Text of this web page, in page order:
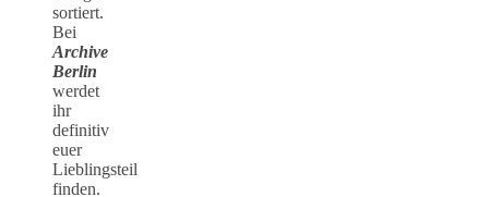
sortiert.
Bei
Archive
Berlin
werdet
ihr
definitiv
euer
Lieblingsteil
finden.